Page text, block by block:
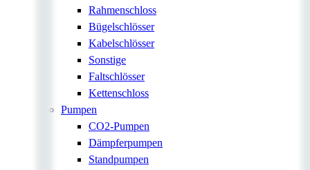
Rahmenschloss
Bügelschlösser
Kabelschlösser
Sonstige
Faltschlösser
Kettenschloss
Pumpen
CO2-Pumpen
Dämpferpumpen
Standpumpen